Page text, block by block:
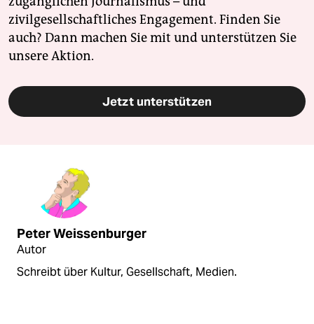
zivilgesellschaftliches Engagement. Finden Sie
auch? Dann machen Sie mit und unterstützen Sie
unsere Aktion.
Jetzt unterstützen
Peter Weissenburger
Autor
Schreibt über Kultur, Gesellschaft, Medien.